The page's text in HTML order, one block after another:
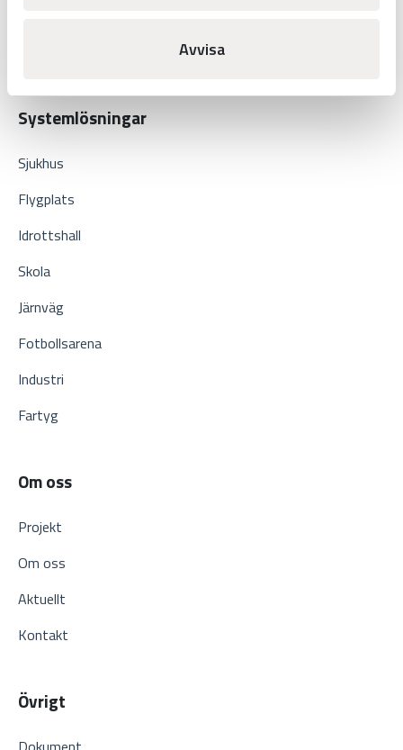
Avvisa
Systemlösningar
Sjukhus
Flygplats
Idrottshall
Skola
Järnväg
Fotbollsarena
Industri
Fartyg
Om oss
Projekt
Om oss
Aktuellt
Kontakt
Övrigt